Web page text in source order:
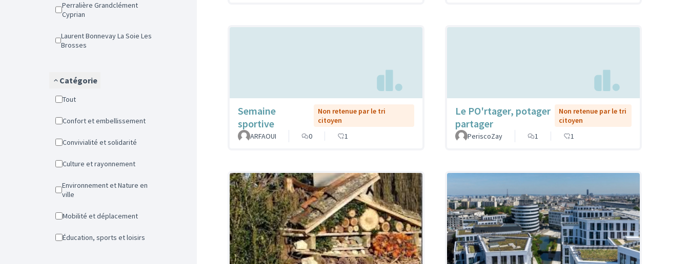
Perralière Grandclément
Cyprian
Laurent Bonnevay La Soie Les
Brosses
Catégorie
Tout
Confort et embellissement
Convivialité et solidarité
Culture et rayonnement
Environnement et Nature en
ville
Mobilité et déplacement
Éducation, sports et loisirs
Semaine
sportive
Non retenue par le tri
citoyen
ARFAOUI
0 1
Le PO'rtager, potager
partager
Non retenue par le tri
citoyen
PeriscoZay
1 1